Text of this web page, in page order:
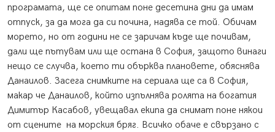
програмата, ще се опитам поне десетина дни да имам
отпуск, за да мога да си почина, надява се той. Обичам
морето, но от години не се заричам къде ще почивам,
дали ще пътувам или ще остана в София, защото винаги
нещо се случва, което ти обърква плановете, обяснява
Данаилов. Засега снимките на сериала ще са в София,
макар че Данаилов, който изпълнява ролята на богатия
Димитър Касабов, увещавал екипа да снимат поне някои
от сцените на морския бряг. Всичко обаче е свързано с